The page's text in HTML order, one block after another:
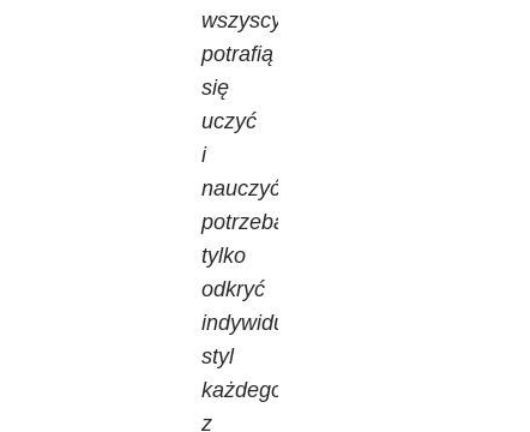
wszyscy
potrafią
się
uczyć
i
nauczyć,
potrzeba
tylko
odkryć
indywidualny
styl
każdego
z